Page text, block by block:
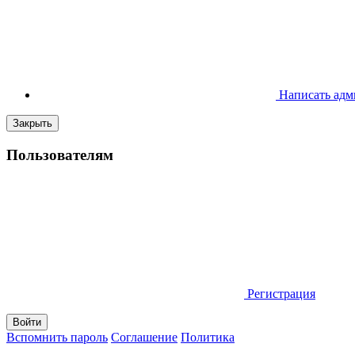
Написать
Закрыть
Пользователям
Регистрация
Вспомнить пароль Соглашение Политика